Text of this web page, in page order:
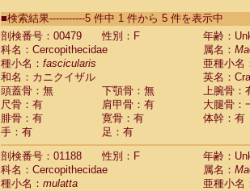
CebidaeSaguinus labiatus(0)
Cebidae Saguinus leucopus (0)
CebidaeSaguinus midas
CebidaeSaguinus mystax
CebidaeSaguinus nigricollis (1)
Cebidae Saguinus oedipus
Cebidae Saguinus weddelli
Cebidae Saguinusspp.
Cebidae Aotus trivirgatus
Cebidae Cebus albifrons
CebidaeCebus apella
Cebidae
■検索結果-----------5 件中 1 件から 5 件を表示中
剖検番号：00479
性別：F
年齢：
科名：Cercopithecidae
属名：
種小名： fascicularis
亜種小名
和名：カニクイザル
英名：
頭蓋骨：無
下顎骨：無
上腕骨：
尺骨：有
肩甲骨：有
大腿骨：
腓骨：有
寛骨：有
体幹：有
手：有
足：有
剖検番号：01188
性別：F
年齢：
科名：Cercopithecidae
属名：
種小名： mulatta
亜種小名